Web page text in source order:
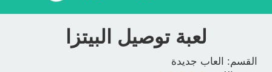
لعبة توصيل البيتزا
القسم:
العاب جديدة